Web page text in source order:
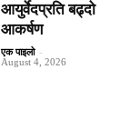
आयुर्वेदप्रति बढ्दो
आकर्षण
एक पाइलो -
August 4, 2026